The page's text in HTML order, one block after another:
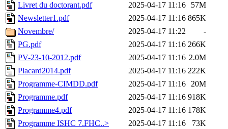
Livret du doctorant.pdf
2025-04-17 11:16
57M
Newsletter1.pdf
2025-04-17 11:16 865K
Novembre/
2025-04-17 11:22
-
PG.pdf
2025-04-17 11:16 266K
PV-23-10-2012.pdf
2025-04-17 11:16 2.0M
Placard2014.pdf
2025-04-17 11:16 222K
Programme-CIMDD.pdf
2025-04-17 11:16 20M
Programme.pdf
2025-04-17 11:16 918K
Programme4.pdf
2025-04-17 11:16 178K
Programme ISHC 7.FHC..>
2025-04-17 11:16
73K